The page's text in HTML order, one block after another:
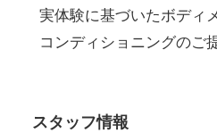
実体験に基づいたボディ
コンディショニングのご
スタッフ情報